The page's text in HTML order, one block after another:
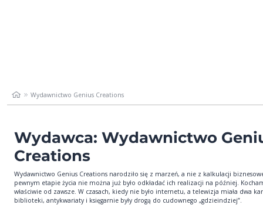
Wydawnictwo Genius Creations
Wydawca: Wydawnictwo
Creations
Wydawnictwo Genius Creations narodziło się z marzeń, a nie z kalkulacji
pewnym etapie życia nie można już było odkładać ich realizacji na później.
właściwie od zawsze. W czasach, kiedy nie było internetu, a telewizja miała dwa
biblioteki, antykwariaty i księgarnie były drogą do cudownego „gdzieindziej”.